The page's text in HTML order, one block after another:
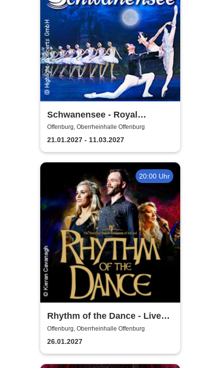
Schwanensee - Royal
Classical Ballet
Offenburg, Oberrheinhalle Offenburg
21.01.2027 - 11.03.2027
20:00 Uhr
Rhythm of the Dance - Live
2027
Offenburg, Oberrheinhalle Offenburg
26.01.2027